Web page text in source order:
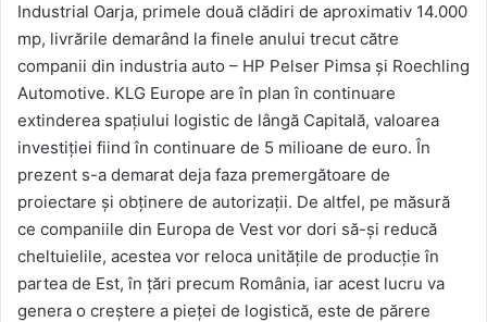
Industrial Oarja, primele două clădiri de aproximativ 14.000
mp, livrările demarând la finele anului trecut către
companii din industria auto – HP Pelser Pimsa şi Roechling
Automotive. KLG Europe are în plan în continuare
extinderea spaţiului logistic de lângă Capitală, valoarea
investiţiei fiind în continuare de 5 milioane de euro. În
prezent s-a demarat deja faza premergătoare de
proiectare şi obţinere de autorizaţii. De altfel, pe măsură
ce companiile din Europa de Vest vor dori să-şi reducă
cheltuielile, acestea vor reloca unităţile de producţie în
partea de Est, în ţări precum România, iar acest lucru va
genera o creştere a pieţei de logistică, este de părere